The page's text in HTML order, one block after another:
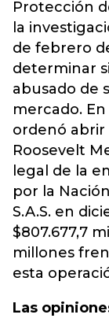
Protección
la
de febrero
determinar
abusado de
mercado.
ordenó abrir
Roosevelt
legal de la
por la
S.A.S. en
$807.677,7
millones
esta
Las